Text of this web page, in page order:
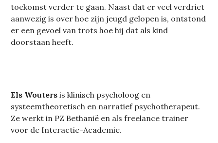
toekomst verder te gaan. Naast dat er veel verdriet
aanwezig is over hoe zijn jeugd gelopen is, ontstond
er een gevoel van trots hoe hij dat als kind
doorstaan heeft.
Els Wouters is klinisch psycholoog en
systeemtheoretisch en narratief psychotherapeut.
Ze werkt in PZ Bethanië en als freelance trainer
voor de Interactie-Academie.